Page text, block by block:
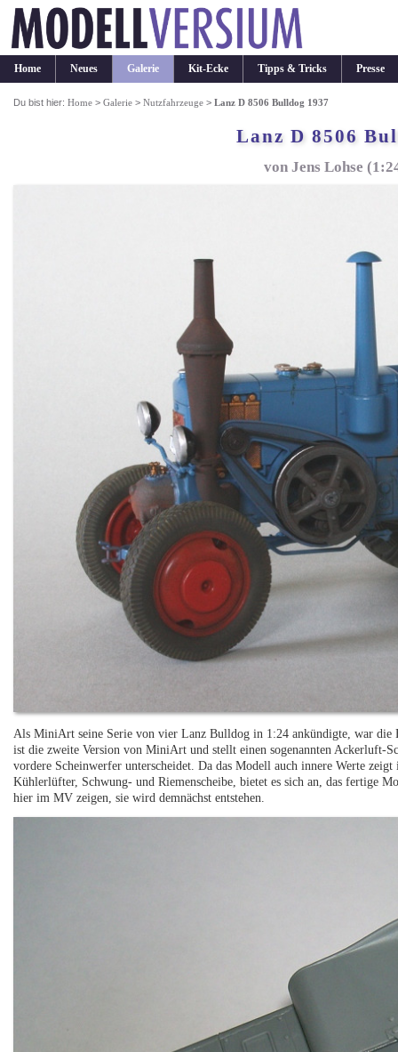
Home Neues Galerie Kit-Ecke Tipps & Tricks Presse
Du bist hier:Home >Galerie >Nutzfahrzeuge >Lanz D 8506 Bulldog 1937
Lanz D 8506
von Jens Lohse
Als MiniArt seine Serie von vier Lanz Bulldog in 1:24 ankündigte, war die
ist die zweite Version von MiniArt und stellt einen sogenannten Ackerluft-
vordere Scheinwerfer unterscheidet. Da das Modell auch innere Werte
Kühlerlüfter, Schwung- und Riemenscheibe, bietet es sich an, das fertige
hier im MV zeigen, sie wird demnächst entstehen.